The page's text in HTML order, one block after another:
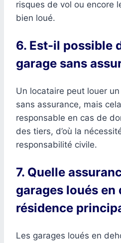
risques de vol ou encore
bien loué.
6. Est-il possible
garage sans
Un locataire peut louer
sans assurance, mais
responsable en cas de
des tiers, d’où la
responsabilité civile.
7. Quelle
garages loués en
résidence
Les garages loués en